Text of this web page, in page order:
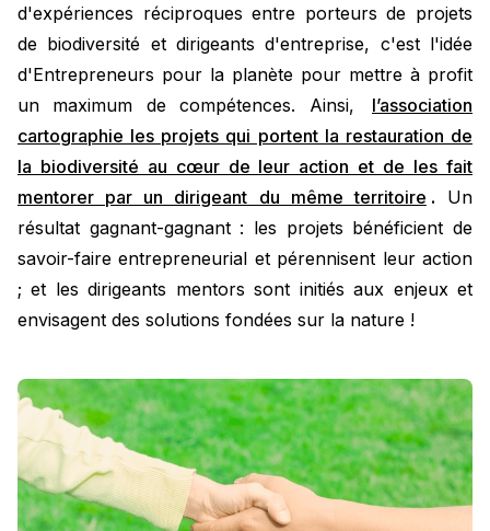
d'expériences réciproques entre porteurs de projets
de biodiversité et dirigeants d'entreprise, c'est l'idée
d'Entrepreneurs pour la planète pour mettre à profit
un maximum de compétences. Ainsi,
l’association
cartographie les projets qui portent la restauration de
la biodiversité au cœur de leur action et de les fait
mentorer par un dirigeant du même territoire . Un
résultat gagnant-gagnant : les projets bénéficient de
savoir-faire entrepreneurial et pérennisent leur action
; et les dirigeants mentors sont initiés aux enjeux et
envisagent des solutions fondées sur la nature !